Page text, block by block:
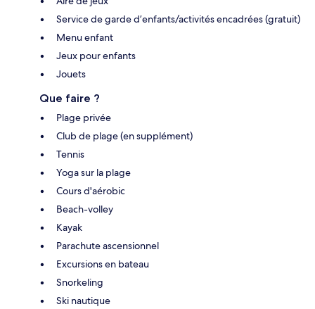
Service de garde d’enfants/activités encadrées (gratuit)
Menu enfant
Jeux pour enfants
Jouets
Que faire ?
Plage privée
Club de plage (en supplément)
Tennis
Yoga sur la plage
Cours d'aérobic
Beach-volley
Kayak
Parachute ascensionnel
Excursions en bateau
Snorkeling
Ski nautique